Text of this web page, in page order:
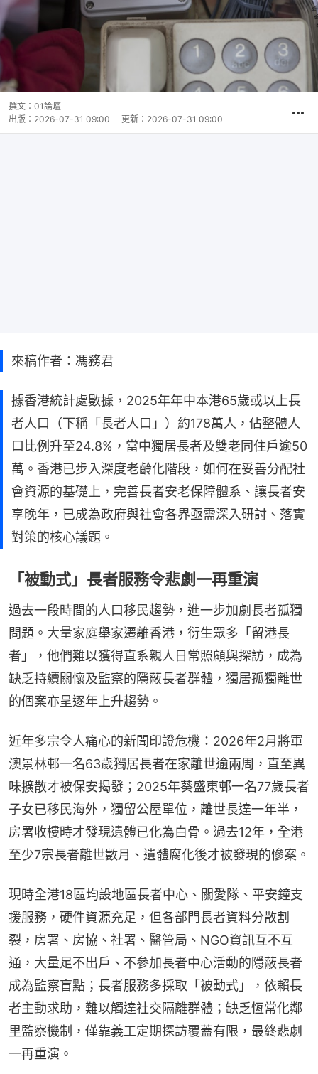
撰文： 01論壇
出版： 2026-07-31 09:00 更新： 2026-07-31 09:00
來稿作者：馮務君
據香港統計處數據，2025年年中本港65歲或以上長
者人口（下稱「長者人口」）約178萬人，佔整體人
口比例升至24.8%，當中獨居長者及雙老同住戶逾50
萬。香港已步入深度老齡化階段，如何在妥善分配社
會資源的基礎上，完善長者安老保障體系、讓長者安
享晚年，已成為政府與社會各界亟需深入研討、落實
對策的核心議題。
「被動式」長者服務令悲劇一再重演
過去一段時間的人口移民趨勢，進一步加劇長者孤獨
問題。大量家庭舉家遷離香港，衍生眾多「留港長
者」，他們難以獲得直系親人日常照顧與探訪，成為
缺乏持續關懷及監察的隱蔽長者群體，獨居孤獨離世
的個案亦呈逐年上升趨勢。
近年多宗令人痛心的新聞印證危機：2026年2月將軍
澳景林邨一名63歲獨居長者在家離世逾兩周，直至異
味擴散才被保安揭發；2025年葵盛東邨一名77歲長者
子女已移民海外，獨留公屋單位，離世長達一年半，
房署收樓時才發現遺體已化為白骨。過去12年，全港
至少7宗長者離世數月、遺體腐化後才被發現的慘案。
現時全港18區均設地區長者中心、關愛隊、平安鐘支
援服務，硬件資源充足，但各部門長者資料分散割
裂，房署、房協、社署、醫管局、NGO資訊互不互
通，大量足不出戶、不參加長者中心活動的隱蔽長者
成為監察盲點；長者服務多採取「被動式」，依賴長
者主動求助，難以觸達社交隔離群體；缺乏恆常化鄰
里監察機制，僅靠義工定期探訪覆蓋有限，最終悲劇
一再重演。